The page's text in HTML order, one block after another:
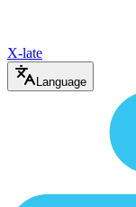
X-late
Language